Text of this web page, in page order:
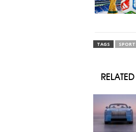
TAGS